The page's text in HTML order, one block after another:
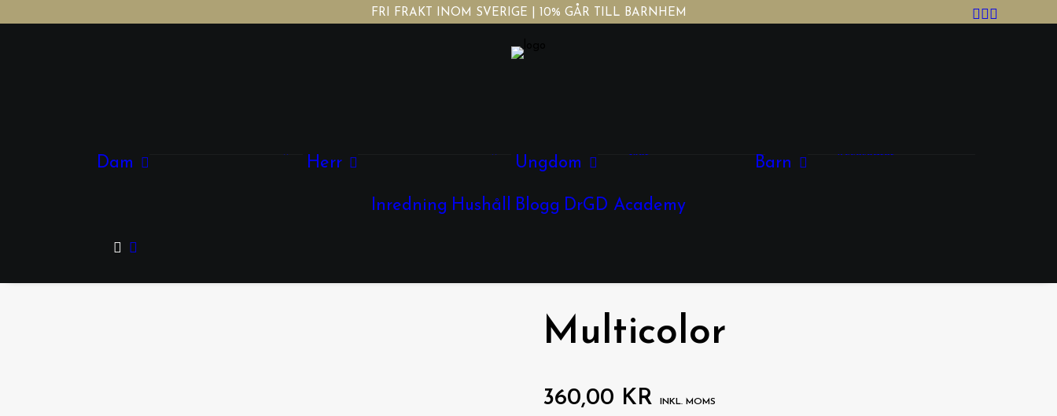
FRI FRAKT INOM SVERIGE | 10% GÅR TILL BARNHEM
Dam Herr
Glasögon
Ungdom
Skor
Kläder
Barn
Accesoarer
Inredning Hushåll Blogg DrGD Academy
Multicolor
360,00 KR INKL. MOMS